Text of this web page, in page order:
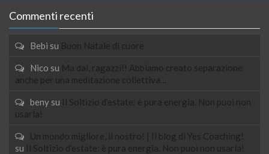
Commenti recenti
Bebi su Buon Natale di cuore
Nico su
Ma dai, ragazzi!! Abbiamo creato separazione
anche per una meditazione collettiva…
beny su
Il Soltizio d’estate: è pura energia. Non puoi non
usarla!
Un mondo migliore, il nostro! | Il blog di Yes Coaching!
su
Il Soltizio d’estate: è pura energia. Non puoi non usarla!